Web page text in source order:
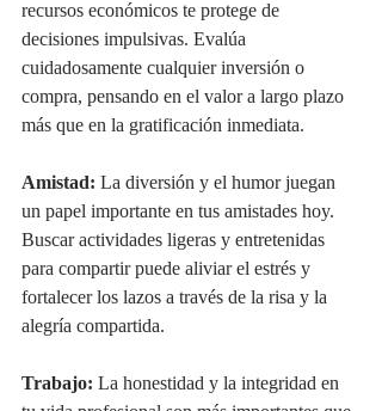
recursos económicos te protege de
decisiones impulsivas. Evalúa
cuidadosamente cualquier inversión o
compra, pensando en el valor a largo plazo
más que en la gratificación inmediata.
Amistad: La diversión y el humor juegan
un papel importante en tus amistades hoy.
Buscar actividades ligeras y entretenidas
para compartir puede aliviar el estrés y
fortalecer los lazos a través de la risa y la
alegría compartida.
Trabajo: La honestidad y la integridad en